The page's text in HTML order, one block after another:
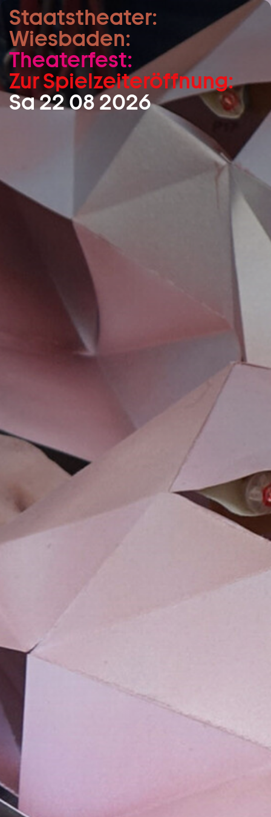
Zum Hauptinhalt springen
Zum Footer springen
Staatstheater:
Wiesbaden:
Theaterfest:
Zur Spielzeiteröffnung:
Sa 22 08 2026